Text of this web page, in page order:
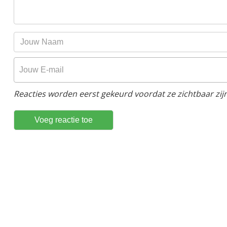
Reacties worden eerst gekeurd voordat ze zichtbaar